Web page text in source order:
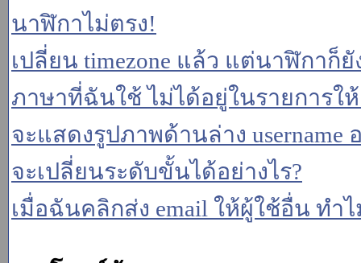
นาฬิกาไม่ตรง!
เปลี่ยน timezone แล้ว แต่นาฬิกาก็ยั
ภาษาที่ฉันใช้ ไม่ได้อยู่ในรายการใ
จะแสดงรูปภาพด้านล่าง username
จะเปลี่ยนระดับขั้นได้อย่างไร?
เมื่อฉันคลิกส่ง email ให้ผู้ใช้อื่น ทำ